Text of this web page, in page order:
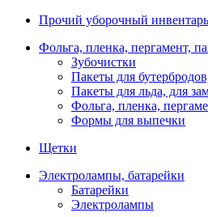
Прочий уборочный инвентарь
Фольга, пленка, пергамент,
Зубочистки
Пакеты для
Пакеты для льда, для
Фольга, пленка,
Формы для выпечки
Щетки
Электролампы, батарейки
Батарейки
Электролампы